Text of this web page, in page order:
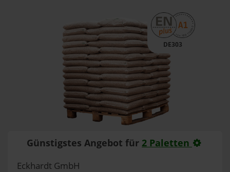
DE303
Günstigstes Angebot für 2 Paletten
Eckhardt GmbH